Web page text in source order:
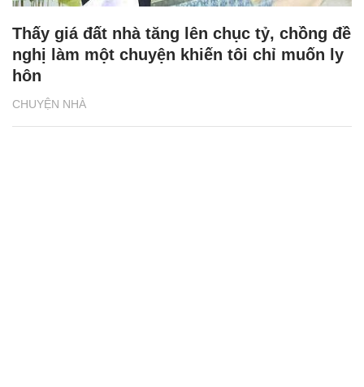
CHUYỆN NHÀ
Thấy giá đất nhà tăng lên chục tỷ, chồng đề
nghị làm một chuyện khiến tôi chỉ muốn ly
hôn